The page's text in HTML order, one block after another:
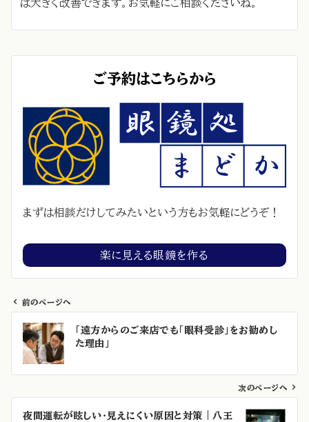
は大きく改善できます。お気軽にご相談くださいね。
ご予約はこちらから
まずは相談だけしてみたいという方もお気軽にどうぞ！
楽に見える眼鏡を作る
前のページへ
「遠方からのご来店でも「眼科受診」をお勧めし
た理由」
次のページへ
夜間運転が眩しい・見えにくい原因と対策｜八王